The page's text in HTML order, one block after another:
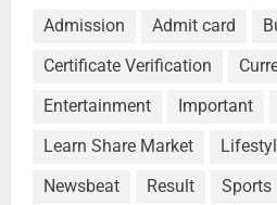
Admission Admit card
Certificate Verification
Entertainment
Important
Learn Share Market
Newsbeat
Result Sports